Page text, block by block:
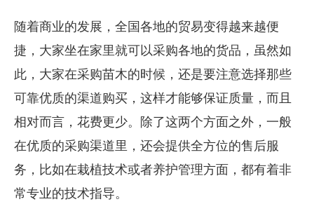
随着商业的发展，全国各地的贸易变得越来越便
捷，大家坐在家里就可以采购各地的货品，虽然如
此，大家在采购苗木的时候，还是要注意选择那些
可靠优质的渠道购买，这样才能够保证质量，而且
相对而言，花费更少。除了这两个方面之外，一般
在优质的采购渠道里，还会提供全方位的售后服
务，比如在栽植技术或者养护管理方面，都有着非
常专业的技术指导。